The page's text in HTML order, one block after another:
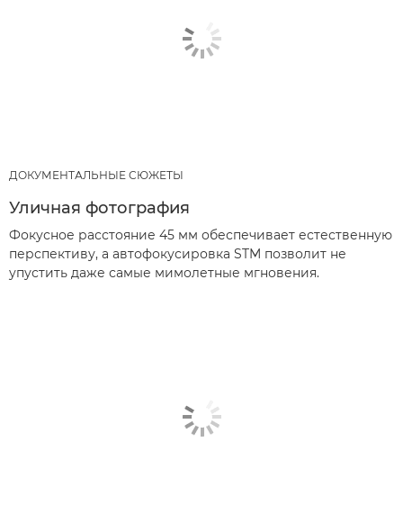
ДОКУМЕНТАЛЬНЫЕ СЮЖЕТЫ
Уличная фотография
Фокусное расстояние 45 мм обеспечивает естественную
перспективу, а автофокусировка STM позволит не
упустить даже самые мимолетные мгновения.